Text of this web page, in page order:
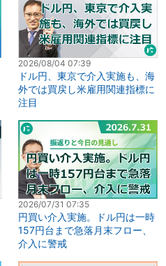
2026/08/04 07:39
ドル円、東京で介入実施も、海
外では買戻し米雇用関連指標に
注目
2026/07/31 07:35
円買い介入実施。ドル円は一時
157円台まで急落月末フロー、
介入に警戒